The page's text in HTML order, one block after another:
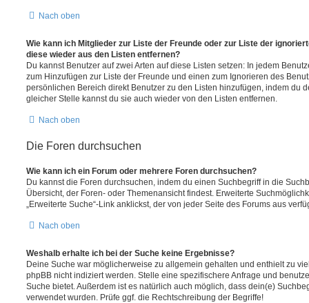
Nach oben
Wie kann ich Mitglieder zur Liste der Freunde oder zur Liste der
diese wieder aus den Listen entfernen?
Du kannst Benutzer auf zwei Arten auf diese Listen setzen: In jedem
zum Hinzufügen zur Liste der Freunde und einen zum Ignorieren des
persönlichen Bereich direkt Benutzer zu den Listen hinzufügen, indem du
gleicher Stelle kannst du sie auch wieder von den Listen entfernen.
Nach oben
Die Foren durchsuchen
Wie kann ich ein Forum oder mehrere Foren durchsuchen?
Du kannst die Foren durchsuchen, indem du einen Suchbegriff in die
Übersicht, der Foren- oder Themenansicht findest. Erweiterte
„Erweiterte Suche“-Link anklickst, der von jeder Seite des Forums aus
Nach oben
Weshalb erhalte ich bei der Suche keine Ergebnisse?
Deine Suche war möglicherweise zu allgemein gehalten und enthielt zu
phpBB nicht indiziert werden. Stelle eine spezifischere Anfrage und
Suche bietet. Außerdem ist es natürlich auch möglich, dass dein(e)
verwendet wurden. Prüfe ggf. die Rechtschreibung der Begriffe!